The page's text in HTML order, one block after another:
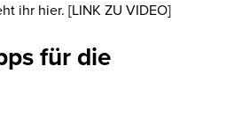
ihr hier. [LINK ZU VIDEO]
für die